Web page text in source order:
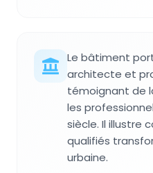
Le bâtiment
architecte et
témoignant de
les
siècle. Il illustre
qualifiés
urbaine.